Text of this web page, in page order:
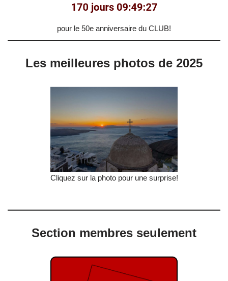
pour le 50e anniversaire du CLUB!
Les meilleures photos de 2025
Cliquez sur la photo pour une surprise!
Section membres seulement